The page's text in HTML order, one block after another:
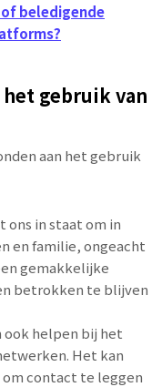
beledigende
gebruik van
aan het gebruik
ons in staat om in
en familie, ongeacht
gemakkelijke
betrokken te blijven
ook helpen bij het
Het kan
contact te leggen